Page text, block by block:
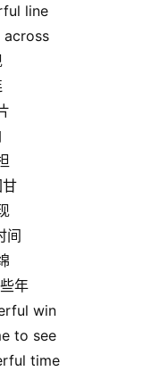
line
间
年
win
to see
time